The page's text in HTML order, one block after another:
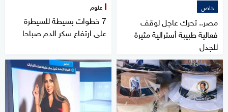
خاص
مصر.. تحرك عاجل لوقف
فعالية طبيبة أسترالية مثيرة
للجدل
علوم
7 خطوات بسيطة للسيطرة
على ارتفاع سكر الدم صباحا